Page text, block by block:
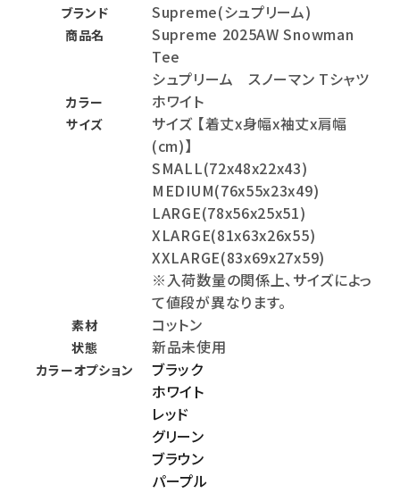
ブランド Supreme(シュプリーム)
商品名
Supreme 2025AW Snowman
Tee
シュプリーム スノーマン Tシャツ
カラー ホワイト
サイズ
サイズ 【着丈x身幅x袖丈x肩幅
(cm)】
SMALL(72x48x22x43)
MEDIUM(76x55x23x49)
LARGE(78x56x25x51)
XLARGE(81x63x26x55)
XXLARGE(83x69x27x59)
※入荷数量の関係上、サイズによっ
て値段が異なります。
素材 コットン
状態 新品未使用
カラーオプション
ブラック
ホワイト
レッド
グリーン
ブラウン
パープル